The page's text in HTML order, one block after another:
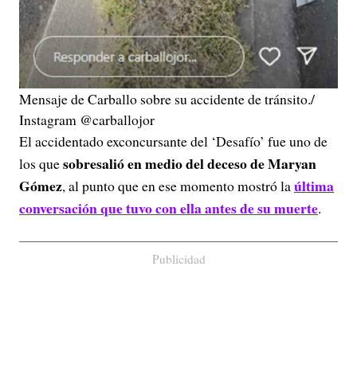
Mensaje de Carballo sobre su accidente de tránsito./
Instagram @carballojor
El accidentado exconcursante del ‘Desafío’ fue uno de
los quesobresalió en medio del deceso de Maryan
Gómez, al punto que en ese momento mostró laúltima
conversación que tuvo con ella antes de su muerte.
Publicidad